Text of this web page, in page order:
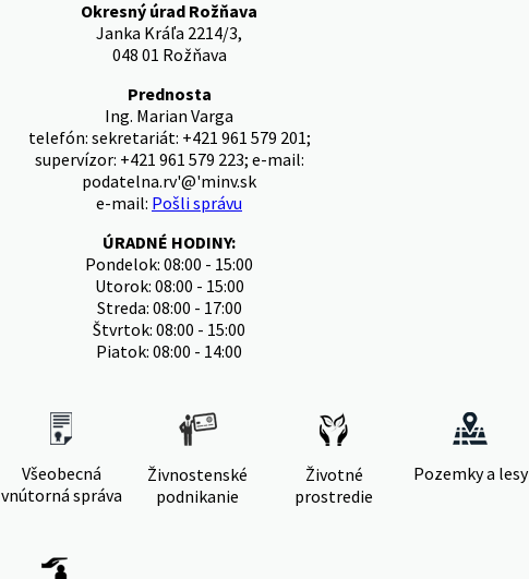
Okresný úrad Rožňava
Janka Kráľa 2214/3,
048 01 Rožňava
Prednosta
Ing. Marian Varga
telefón: sekretariát: +421 961 579 201;
supervízor: +421 961 579 223; e-mail:
podatelna.rv'@'minv.sk
e-mail: Pošli správu
ÚRADNÉ HODINY:
Pondelok: 08:00 - 15:00
Utorok: 08:00 - 15:00
Streda: 08:00 - 17:00
Štvrtok: 08:00 - 15:00
Piatok: 08:00 - 14:00
Všeobecná
vnútorná správa
Živnostenské
podnikanie
Životné
prostredie
Pozemky a lesy